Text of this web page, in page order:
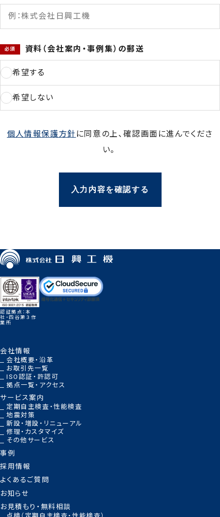
作業場所 丁目番地以下
作業場所 建物名など
資料（会社案内・事例集）の郵送
希望する
希望しない
個人情報保護方針に同意の上、確認画面に進んでくださ
い。
認証拠点：本
社・四谷第３作
業所
会社情報
会社概要・沿革
お取引先一覧
ISO認証・許認可
拠点一覧・アクセス
サービス案内
定期自主検査・性能検査
地震対策
新設・増設・リニューアル
修理・カスタマイズ
その他サービス
事例
採用情報
よくあるご質問
お知らせ
お見積もり・無料相談